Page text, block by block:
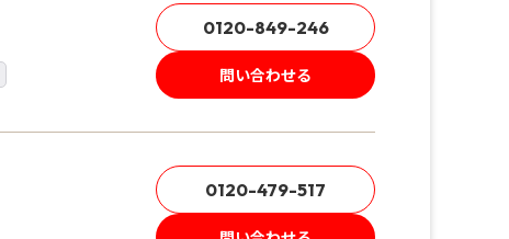
0120-849-246
問い合わせる
0120-479-517